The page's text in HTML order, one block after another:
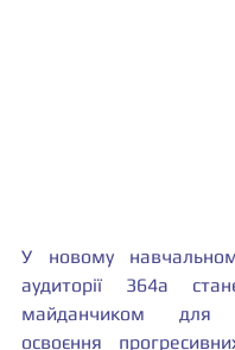
У новому
аудиторії 364а
майданчиком для
освоєння